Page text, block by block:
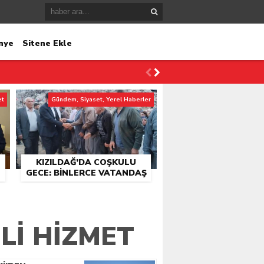
Sitene Ekle
KIZILDAĞ’DA COŞKULU
GECE: BINLERCE VATANDAŞ
Gündem, Siyaset, Yerel Haberler
HIZMET